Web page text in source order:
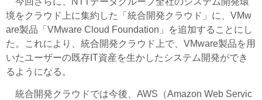
境をクラウド上に集約した「統合開発クラウド」に、VMw
are製品「VMware Cloud Foundation」を追加することにし
た。これにより、統合開発クラウド上で、VMware製品を用
いたユーザーの既存IT資産を生かしたシステム開発ができ
るようになる。
統合開発クラウドでは今後、AWS（Amazon Web Servic